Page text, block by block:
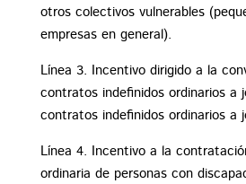
otros colectivos vulnerables
empresas en general).
Línea 3. Incentivo dirigido a la
contratos indefinidos ordinarios a
contratos indefinidos ordinarios a
Línea 4. Incentivo a la
ordinaria de personas con